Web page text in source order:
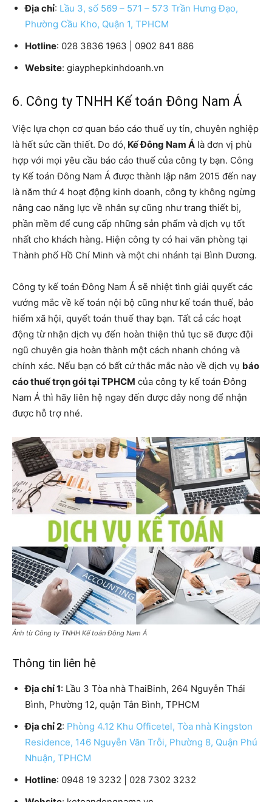
Địa chỉ: Lầu 3, số 569 – 571 – 573 Trần Hưng Đạo,
Phường Cầu Kho, Quận 1, TPHCM
Hotline: 028 3836 1963 | 0902 841 886
Website: giayphepkinhdoanh.vn
6. Công ty TNHH Kế toán Đông Nam Á
Việc lựa chọn cơ quan báo cáo thuế uy tín, chuyên nghiệp
là hết sức cần thiết. Do đó, Kế Đông Nam Á là đơn vị phù
hợp với mọi yêu cầu báo cáo thuế của công ty bạn. Công
ty Kế toán Đông Nam Á được thành lập năm 2015 đến nay
là năm thứ 4 hoạt động kinh doanh, công ty không ngừng
nâng cao năng lực về nhân sự cũng như trang thiết bị,
phần mềm để cung cấp những sản phẩm và dịch vụ tốt
nhất cho khách hàng. Hiện công ty có hai văn phòng tại
Thành phố Hồ Chí Minh và một chi nhánh tại Bình Dương.
Công ty kế toán Đông Nam Á sẽ nhiệt tình giải quyết các
vướng mắc về kế toán nội bộ cũng như kế toán thuế, bảo
hiểm xã hội, quyết toán thuế thay bạn. Tất cả các hoạt
động từ nhận dịch vụ đến hoàn thiện thủ tục sẽ được đội
ngũ chuyên gia hoàn thành một cách nhanh chóng và
chính xác. Nếu bạn có bất cứ thắc mắc nào về dịch vụ báo
cáo thuế trọn gói tại TPHCM của công ty kế toán Đông
Nam Á thì hãy liên hệ ngay đến được dây nong để nhận
được hỗ trợ nhé.
Ảnh từ Công ty TNHH Kế toán Đông Nam Á
Thông tin liên hệ
Địa chỉ 1: Lầu 3 Tòa nhà ThaiBinh, 264 Nguyễn Thái
Bình, Phường 12, quận Tân Bình, TPHCM
Địa chỉ 2: Phòng 4.12 Khu Officetel, Tòa nhà Kingston
Residence, 146 Nguyễn Văn Trỗi, Phường 8, Quận Phú
Nhuận, TPHCM
Hotline: 0948 19 3232 | 028 7302 3232